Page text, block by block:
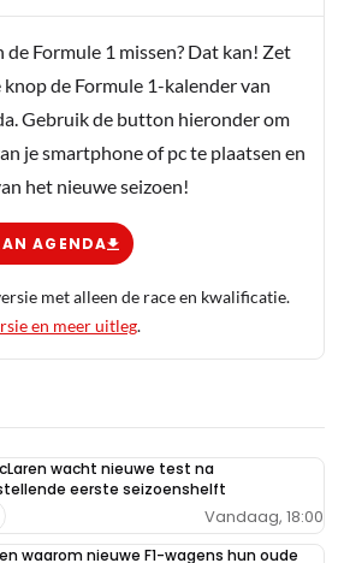
2021 11:58
ook niet gerust op…dat Bottas z’n
even goed wil maken en Max
1….. spannend
2021 14:39
die het netjes wilt formuleren maar
liefst Hamilton weer kamioen ziet
saai want zo goed is hij helemaal niet
hybride introductie... Het is genoeg
het oneerlijk motorvoordeel van Merc..
Formule 1 missen? Dat kan! Zet
de Formule 1-kalender van
Gebruik de button hieronder om
je smartphone of pc te plaatsen en
het nieuwe seizoen!
AGENDA
met alleen de race en kwalificatie.
en meer uitleg.
wacht nieuwe test na
eerste seizoenshelft
Vandaag, 18:00
waarom nieuwe F1-wagens hun oude